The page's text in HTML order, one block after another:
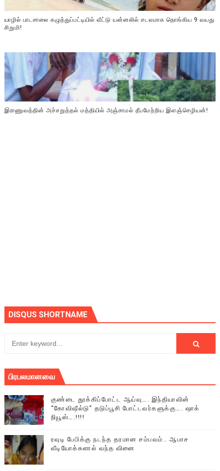
யாழில் பாடசாலை கழுத்துப்பட்டியில் வீட்டு யன்னலில் சடலமாக தொங்கிய 9 வயது
சிறுமி!
இராணுவத்தின் அச்சறுத்தல் மத்தியில் அஞ்சாமல் தீபமேற்றிய இளஞ்செழியன்!
DISQUS SHORTNAME
பிரபலமானவை
குண்டை தூக்கிப்போட்ட ஆய்வு…. இந்தியாவின்
“கோவிஷீல்டு” தடுப்பூசி போட்டவர்களுக்கு…. ஷாக்
நியூஸ்….!!!!
ரவுடி பேபிக்கு நடந்த தரமான சம்பவம்.. ஆபாச
வீடியோக்களால் வந்த வினை